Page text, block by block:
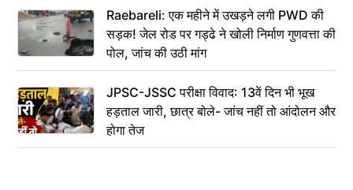
Raebareli: एक महीने में उखड़ने लगी PWD की
सड़क! जेल रोड पर गड्ढे ने खोली निर्माण गुणवत्ता की
पोल, जांच की उठी मांग
JPSC-JSSC परीक्षा विवाद: 13वें दिन भी भूख
हड़ताल जारी, छात्र बोले- जांच नहीं तो आंदोलन और
होगा तेज